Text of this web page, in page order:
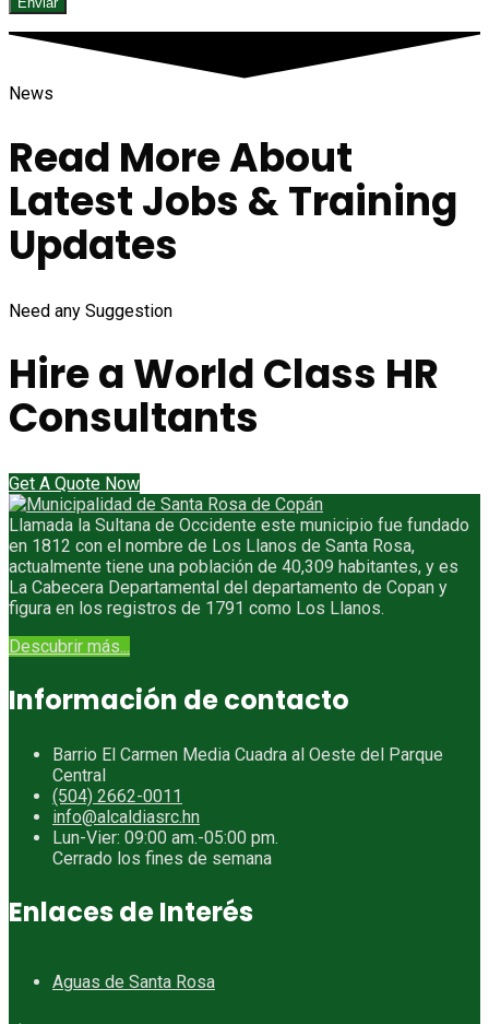
News
Read More About
Latest Jobs & Training
Updates
Need any Suggestion
Hire a World Class HR
Consultants
Get A Quote Now
Llamada la Sultana de Occidente este municipio fue fundado
en 1812 con el nombre de Los Llanos de Santa Rosa,
actualmente tiene una población de 40,309 habitantes, y es
La Cabecera Departamental del departamento de Copan y
figura en los registros de 1791 como Los Llanos.
Descubrir más...
Información de contacto
Barrio El Carmen Media Cuadra al Oeste del Parque
Central
(504) 2662-0011
info@alcaldiasrc.hn
Lun-Vier: 09:00 am.-05:00 pm.
Cerrado los fines de semana
Enlaces de Interés
Aguas de Santa Rosa